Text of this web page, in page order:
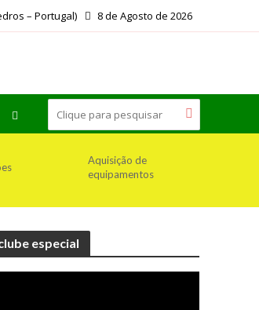
– Portugal) 8 de Agosto de 2026
Aquisição de
equipamentos
especial